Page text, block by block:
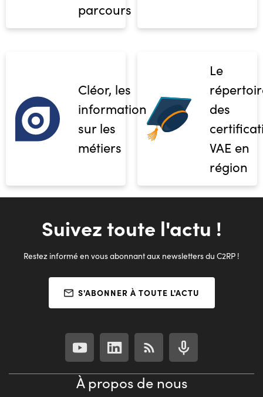
parcours
Cléor, les
informations
sur les
métiers
Le
des
VAE en
région
Suivez toute l'actu !
Restez informé en vous abonnant aux newsletters du C2RP !
S'ABONNER À TOUTE L'ACTU
À propos de nous